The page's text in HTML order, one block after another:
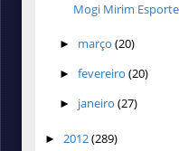
Mogi Mirim
► março (20)
► fevereiro (20)
► janeiro (27)
► 2012(289)